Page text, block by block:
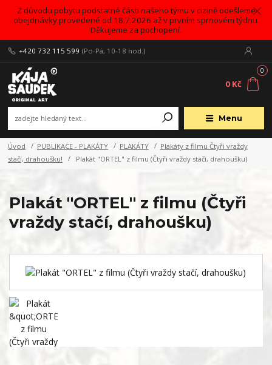
Z důvodu pobytu podstatné části našeho týmu v cizině odešleme
obejdnávky provedené od 18.7.2026 až v prvním sprnovém týdnu.
Děkujeme za pochopení.
Menu
+420 732 115 599 (Po-Pá, 10-18 hod.)
0
0 Kč
Úvod PUBLIKACE - PLAKÁTY PLAKÁTY
Plakáty z filmu Čtyři vraždy
stačí, drahoušku!
Plakát "ORTEL" z filmu (Čtyři vraždy stačí, drahoušku)
Plakát "ORTEL" z filmu (Čtyři
vraždy stačí, drahoušku)